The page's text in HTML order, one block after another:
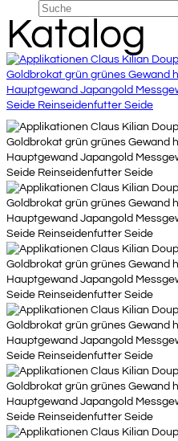
Suche
Katalog